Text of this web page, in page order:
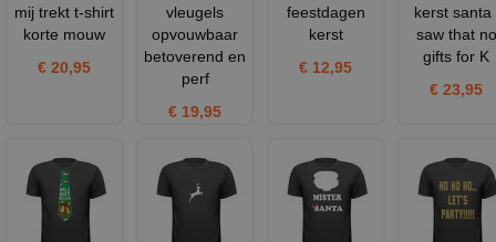
mij trekt t-shirt
korte mouw
€ 20,95
vleugels
opvouwbaar
betoverend en
perf
€ 19,95
feestdagen
kerst
€ 12,95
kerst santa
saw that no
gifts for K
€ 23,95